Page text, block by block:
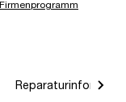
Firmenprogramm